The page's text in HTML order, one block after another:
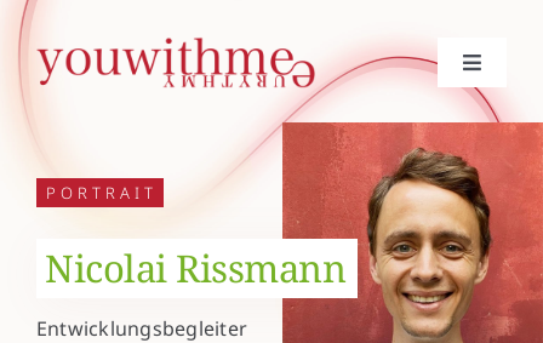
Skip
to
content
Toggle
betriebseurythmie
PORTRAIT
Nicolai Rissmann
Entwicklungsbegleiter